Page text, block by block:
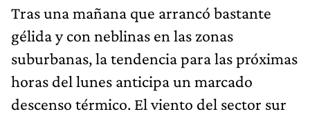
Tras una mañana que arrancó bastante
gélida y con neblinas en las zonas
suburbanas, la tendencia para las próximas
horas del lunes anticipa un marcado
descenso térmico. El viento del sector sur